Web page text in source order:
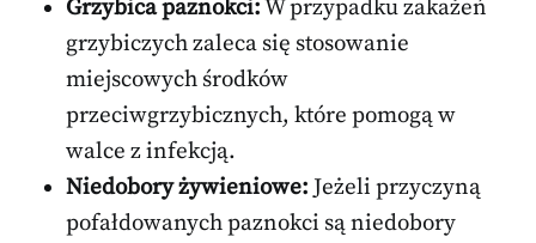
Grzybica paznokci:W przypadku zakażeń
grzybiczych zaleca się stosowanie
miejscowych środków
przeciwgrzybicznych, które pomogą w
walce z infekcją.
Niedobory żywieniowe: Jeżeli przyczyną
pofałdowanych paznokci są niedobory